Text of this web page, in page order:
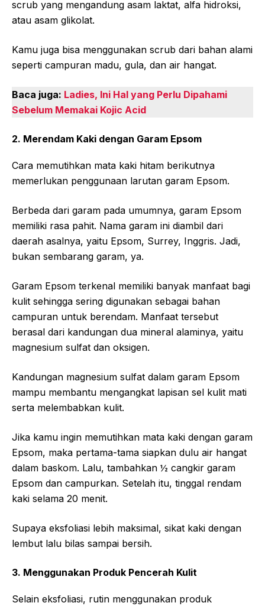
scrub yang mengandung asam laktat, alfa hidroksi,
atau asam glikolat.
Kamu juga bisa menggunakan scrub dari bahan alami
seperti campuran madu, gula, dan air hangat.
Baca juga: Ladies, Ini Hal yang Perlu Dipahami
Sebelum Memakai Kojic Acid
2. Merendam Kaki dengan Garam Epsom
Cara memutihkan mata kaki hitam berikutnya
memerlukan penggunaan larutan garam Epsom.
Berbeda dari garam pada umumnya, garam Epsom
memiliki rasa pahit. Nama garam ini diambil dari
daerah asalnya, yaitu Epsom, Surrey, Inggris. Jadi,
bukan sembarang garam, ya.
Garam Epsom terkenal memiliki banyak manfaat bagi
kulit sehingga sering digunakan sebagai bahan
campuran untuk berendam. Manfaat tersebut
berasal dari kandungan dua mineral alaminya, yaitu
magnesium sulfat dan oksigen.
Kandungan magnesium sulfat dalam garam Epsom
mampu membantu mengangkat lapisan sel kulit mati
serta melembabkan kulit.
Jika kamu ingin memutihkan mata kaki dengan garam
Epsom, maka pertama-tama siapkan dulu air hangat
dalam baskom. Lalu, tambahkan ½ cangkir garam
Epsom dan campurkan. Setelah itu, tinggal rendam
kaki selama 20 menit.
Supaya eksfoliasi lebih maksimal, sikat kaki dengan
lembut lalu bilas sampai bersih.
3. Menggunakan Produk Pencerah Kulit
Selain eksfoliasi, rutin menggunakan produk